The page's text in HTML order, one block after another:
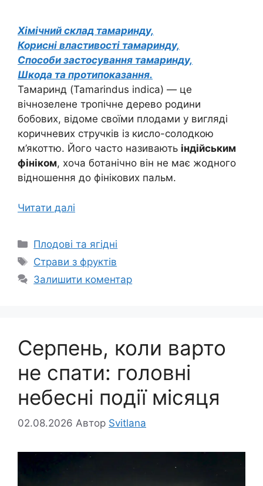
Хімічний склад тамаринду,
Корисні властивості тамаринду,
Способи застосування тамаринду,
Шкода та протипоказання.
Тамаринд (Tamarindus indica) — це
вічнозелене тропічне дерево родини
бобових, відоме своїми плодами у вигляді
коричневих стручків із кисло-солодкою
м’якоттю. Його часто називають індійським
фініком, хоча ботанічно він не має жодного
відношення до фінікових пальм.
Читати далі
Категорії
Плодові та ягідні
Позначки
Страви з фруктів
Залишити коментар
Серпень, коли варто
не спати: головні
небесні події місяця
02.08.2026 Автор Svitlana